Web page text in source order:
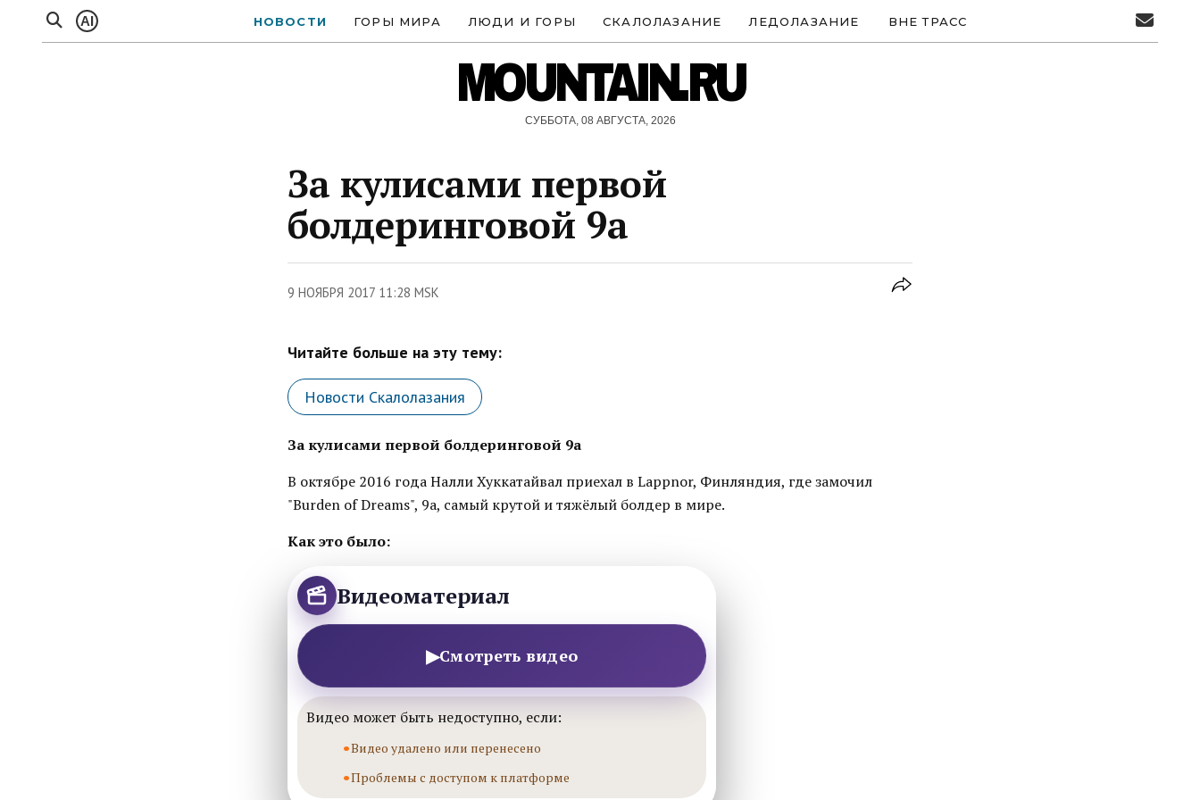
AI НОВОСТИ ГОРЫ МИРА ЛЮДИ И ГОРЫ СКАЛОЛАЗАНИЕ ЛЕДОЛАЗАНИЕ ВНЕ ТРАСС
MOUNTAIN.RU
СУББОТА, 08 АВГУСТА, 2026
За кулисами первой
болдеринговой 9а
9 НОЯБРЯ 2017 11:28 MSK
Читайте больше на эту тему:
Новости Скалолазания
За кулисами первой болдеринговой 9а
В октябре 2016 года Налли Хуккатайвал приехал в Lappnor, Финляндия, где замочил
"Burden of Dreams", 9а, самый крутой и тяжёлый болдер в мире.
Как это было:
Видеоматериал
▶Смотреть видео
Видео может быть недоступно, если:
Видео удалено или перенесено
Проблемы с доступом к платформе